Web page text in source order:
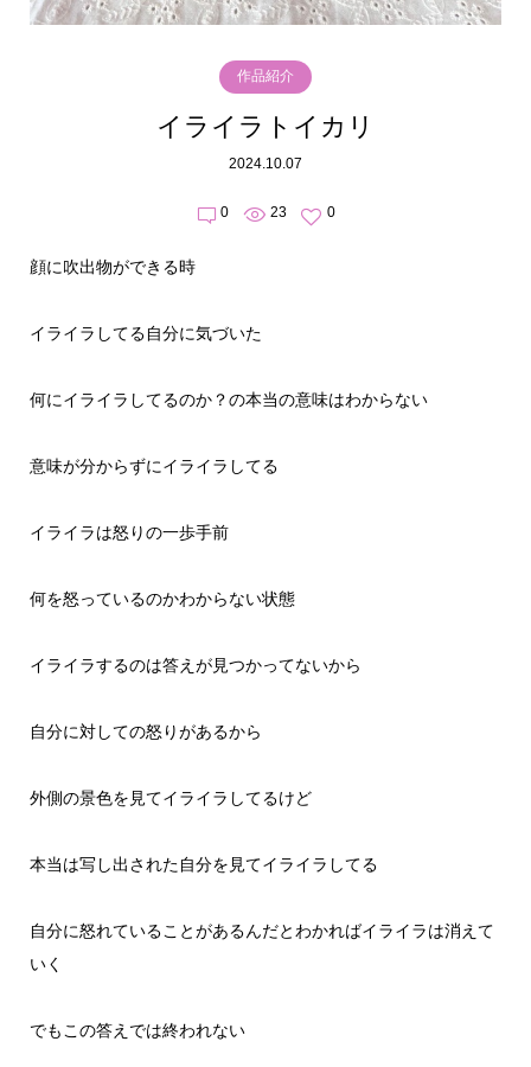
作品紹介
イライラトイカリ
2024.10.07
0 23 0
顔に吹出物ができる時
イライラしてる自分に気づいた
何にイライラしてるのか？の本当の意味はわからない
意味が分からずにイライラしてる
イライラは怒りの一歩手前
何を怒っているのかわからない状態
イライラするのは答えが見つかってないから
自分に対しての怒りがあるから
外側の景色を見てイライラしてるけど
本当は写し出された自分を見てイライラしてる
自分に怒れていることがあるんだとわかればイライラは消えて
いく
でもこの答えでは終われない